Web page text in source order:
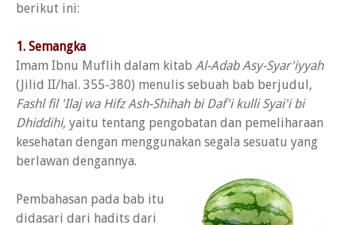
berikut ini:
1. Semangka
Imam Ibnu Muflih dalam kitab Al-Adab Asy-Syar'iyyah
(Jilid II/hal. 355-380) menulis sebuah bab berjudul,
Fashl fil 'Ilaj wa Hifz Ash-Shihah bi Daf'i kulli Syai'i bi
Dhiddihi, yaitu tentang pengobatan dan pemeliharaan
kesehatan dengan menggunakan segala sesuatu yang
berlawan dengannya.
Pembahasan pada bab itu
didasari dari hadits dari